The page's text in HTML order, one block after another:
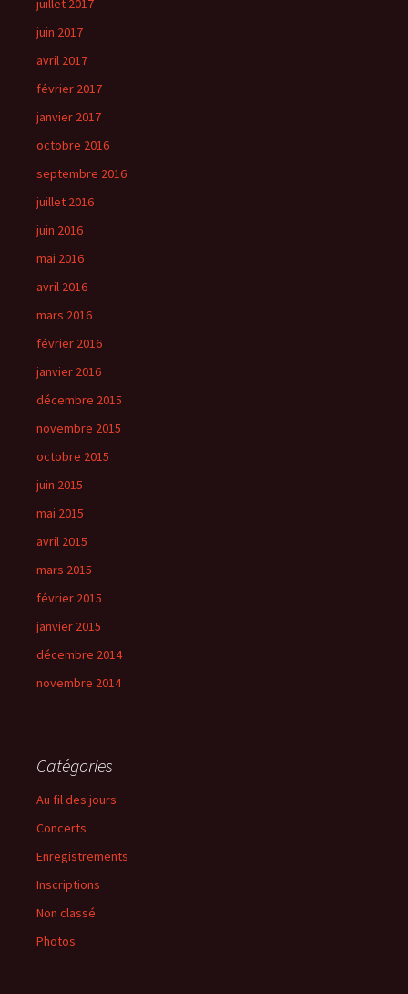
juillet 2017
juin 2017
avril 2017
février 2017
janvier 2017
octobre 2016
septembre 2016
juillet 2016
juin 2016
mai 2016
avril 2016
mars 2016
février 2016
janvier 2016
décembre 2015
novembre 2015
octobre 2015
juin 2015
mai 2015
avril 2015
mars 2015
février 2015
janvier 2015
décembre 2014
novembre 2014
Catégories
Au fil des jours
Concerts
Enregistrements
Inscriptions
Non classé
Photos